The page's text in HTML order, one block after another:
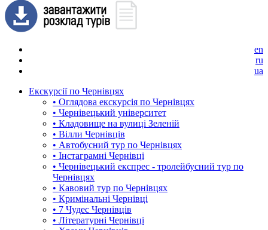
en
ru
ua
Екскурсії по Чернівцях
• Оглядова екскурсія по Чернівцях
• Чернівецький університет
• Кладовище на вулиці Зеленій
• Вілли Чернівців
• Автобусний тур по Чернівцях
• Інстаграмні Чернівці
• Чернівецький експрес - тролейбусний тур по
Чернівцях
• Кавовий тур по Чернівцях
• Кримінальні Чернівці
• 7 Чудес Чернівців
• Літературні Чернівці